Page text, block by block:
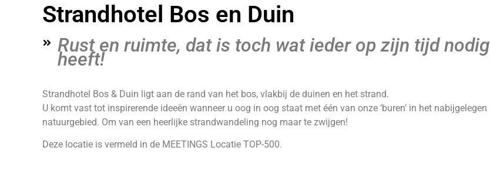
Strandhotel Bos en Duin
Rust en ruimte, dat is toch wat ieder op zijn tijd nodig
heeft!
Strandhotel Bos & Duin ligt aan de rand van het bos, vlakbij de duinen en het strand.
U komt vast tot inspirerende ideeën wanneer u oog in oog staat met één van onze ‘buren’ in het nabijgelegen
natuurgebied. Om van een heerlijke strandwandeling nog maar te zwijgen!
Deze locatie is vermeld in de MEETINGS Locatie TOP-500.